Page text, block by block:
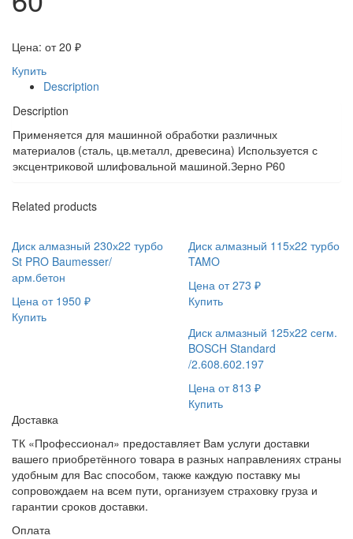
Цена: от20 ₽
Купить
Description
Description
Применяется для машинной обработки различных
материалов (сталь, цв.металл, древесина) Используется с
эксцентриковой шлифовальной машиной.Зерно Р60
Related products
Диск алмазный 230х22 турбо
St PRO Baumesser/
арм.бетон
Цена от 1950 ₽
Купить
Диск алмазный 115х22 турбо
TAMO
Цена от273 ₽
Купить
Диск алмазный 125х22 сегм.
BOSCH Standard
/2.608.602.197
Цена от813 ₽
Купить
Доставка
ТК «Профессионал» предоставляет Вам услуги доставки
вашего приобретённого товара в разных направлениях страны
удобным для Вас способом, также каждую поставку мы
сопровождаем на всем пути, организуем страховку груза и
гарантии сроков доставки.
Оплата